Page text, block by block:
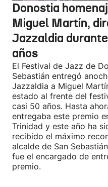
Donostia
Miguel Martín,
Jazzaldia durante
años
El Festival de Jazz de
Sebastián entregó
Jazzaldia a Miguel
estado al frente del
casi 50 años. Hasta
entregaba este premio
Trinidad y este año ha
recibido el máximo
alcalde de San
fue el encargado de
premio.